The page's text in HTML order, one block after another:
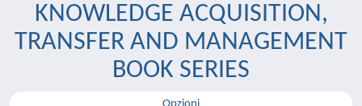
KNOWLEDGE ACQUISITION,
TRANSFER AND MANAGEMENT
BOOK SERIES